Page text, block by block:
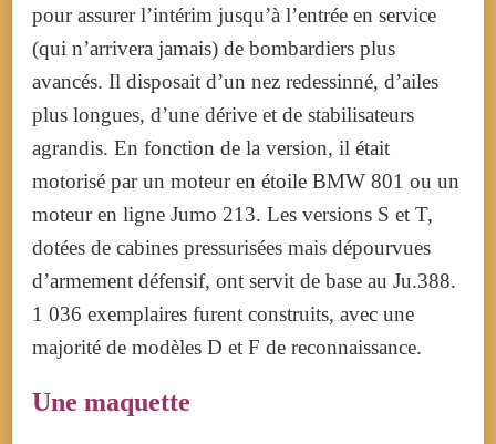
pour assurer l’intérim jusqu’à l’entrée en service
(qui n’arrivera jamais) de bombardiers plus
avancés. Il disposait d’un nez redessinné, d’ailes
plus longues, d’une dérive et de stabilisateurs
agrandis. En fonction de la version, il était
motorisé par un moteur en étoile BMW 801 ou un
moteur en ligne Jumo 213. Les versions S et T,
dotées de cabines pressurisées mais dépourvues
d’armement défensif, ont servit de base au Ju.388.
1 036 exemplaires furent construits, avec une
majorité de modèles D et F de reconnaissance.
Une maquette